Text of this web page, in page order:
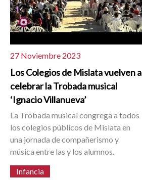
27 Noviembre 2023
Los Colegios de Mislata vuelven a
celebrar la Trobada musical
‘Ignacio Villanueva’
La Trobada musical congrega a todos
los colegios públicos de Mislata en
una jornada de compañerismo y
música entre las y los alumnos.
Infancia